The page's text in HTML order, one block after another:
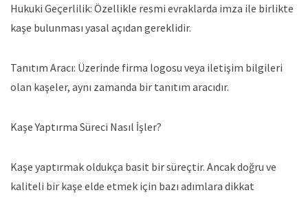
Hukuki Geçerlilik: Özellikle resmi evraklarda imza ile birlikte
kaşe bulunması yasal açıdan gereklidir.
Tanıtım Aracı: Üzerinde firma logosu veya iletişim bilgileri
olan kaşeler, aynı zamanda bir tanıtım aracıdır.
Kaşe Yaptırma Süreci Nasıl İşler?
Kaşe yaptırmak oldukça basit bir süreçtir. Ancak doğru ve
kaliteli bir kaşe elde etmek için bazı adımlara dikkat